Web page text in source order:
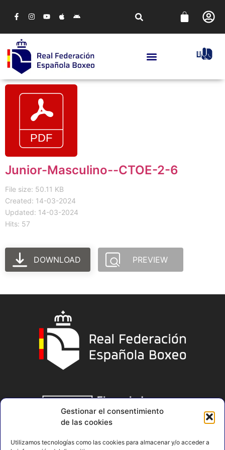
Gestionar el consentimiento
de las cookies
Utilizamos tecnologías como las cookies para almacenar y/o acceder a
Junior-Masculino--CTOE-2-6
File size: 50.11 KB
Created: 14-03-2024
Updated: 14-03-2024
Hits: 57
DOWNLOAD PREVIEW